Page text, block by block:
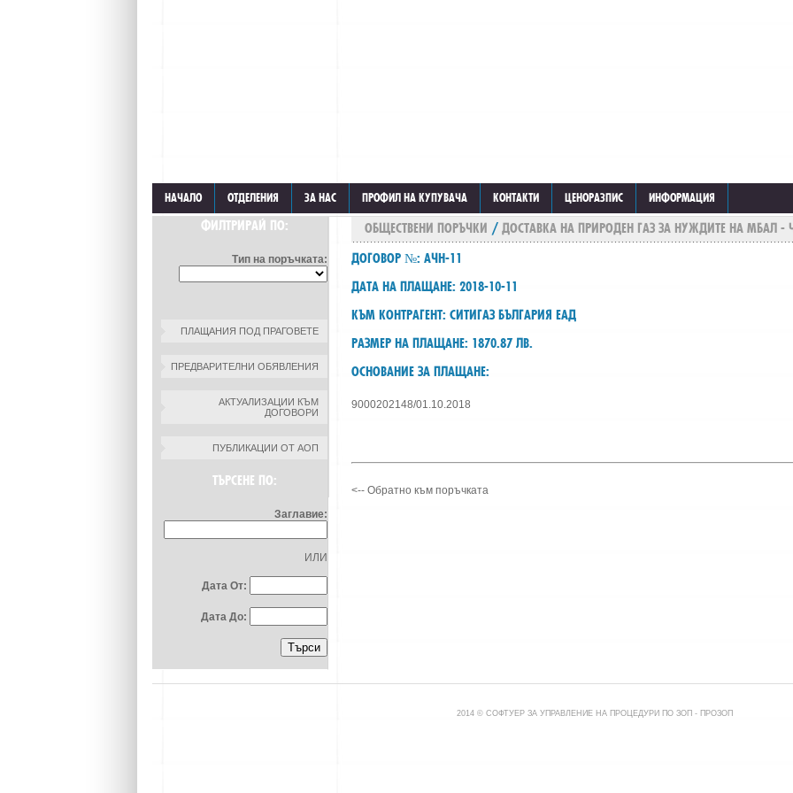
НАЧАЛО ОТДЕЛЕНИЯ ЗА НАС ПРОФИЛ НА КУПУВАЧА КОНТАКТИ ЦЕНОРАЗПИС ИНФОРМАЦИЯ
ФИЛТРИРАЙ ПО:
Тип на поръчката:
ПЛАЩАНИЯ ПОД ПРАГОВЕТЕ
ПРЕДВАРИТЕЛНИ ОБЯВЛЕНИЯ
АКТУАЛИЗАЦИИ КЪМ
ДОГОВОРИ
ПУБЛИКАЦИИ ОТ АОП
ТЪРСЕНЕ ПО:
Заглавие:
ИЛИ
Дата От:
Дата До:
ОБЩЕСТВЕНИ ПОРЪЧКИ / ДОСТАВКА НА ПРИРОДЕН ГАЗ ЗА НУЖДИТЕ НА МБАЛ -
ДОГОВОР №: АЧН-11
ДАТА НА ПЛАЩАНЕ: 2018-10-11
КЪМ КОНТРАГЕНТ: СИТИГАЗ БЪЛГАРИЯ ЕАД
РАЗМЕР НА ПЛАЩАНЕ: 1870.87 ЛВ.
ОСНОВАНИЕ ЗА ПЛАЩАНЕ:
9000202148/01.10.2018
<-- Обратно към поръчката
2014 © СОФТУЕР ЗА УПРАВЛЕНИЕ НА ПРОЦЕДУРИ ПО ЗОП - ПРОЗОП